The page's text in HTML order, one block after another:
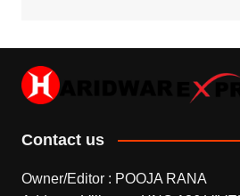
Contact us
Owner/Editor : POOJA RANA